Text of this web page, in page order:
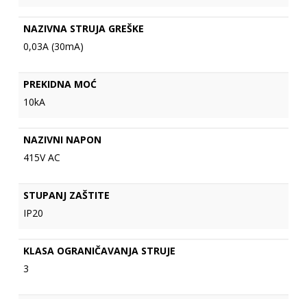
NAZIVNA STRUJA GREŠKE
0,03A (30mA)
PREKIDNA MOĆ
10kA
NAZIVNI NAPON
415V AC
STUPANJ ZAŠTITE
IP20
KLASA OGRANIČAVANJA STRUJE
3